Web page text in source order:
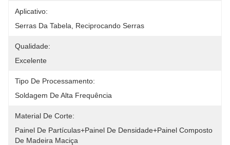
Aplicativo:
Serras Da Tabela, Reciprocando Serras
Qualidade:
Excelente
Tipo De Processamento:
Soldagem De Alta Frequência
Material De Corte:
Painel De Partículas+painel De Densidade+painel Composto
De Madeira Maciça